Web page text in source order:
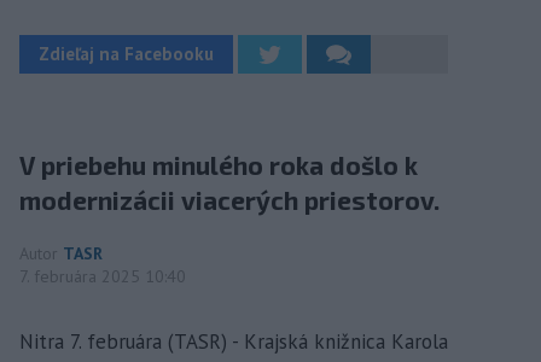
Zdieľaj na Facebooku
V priebehu minulého roka došlo k
modernizácii viacerých priestorov.
Autor TASR
7. februára 2025 10:40
Nitra 7. februára (TASR) - Krajská knižnica Karola